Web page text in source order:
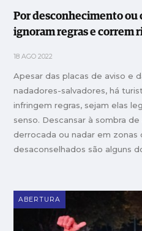
Por desconhecimento ou
ignoram regras e correm
18 AGO 2022
Apesar das placas de aviso e
nadadores-salvadores, há
infringem regras, sejam elas
senso. Descansar à sombra
derrocada ou nadar em zonas
desaconselhados são alguns
ABERTURA